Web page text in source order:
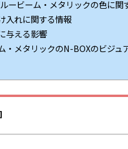
ービーム・メタリックの色に関
入れに関する情報
与える影響
・メタリックのN-BOXのビジュ